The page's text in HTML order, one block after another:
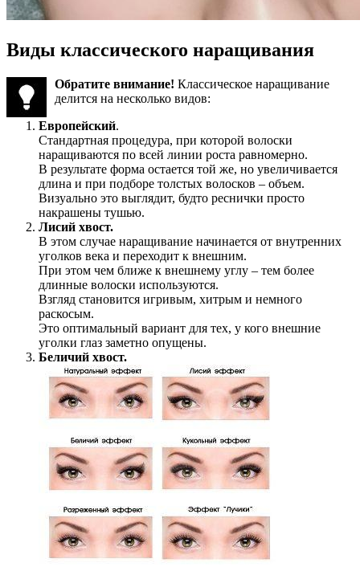
Виды классического наращивания
Обратите внимание! Классическое наращивание
делится на несколько видов:
Европейский.
Стандартная процедура, при которой волоски
наращиваются по всей линии роста равномерно.
В результате форма остается той же, но увеличивается
длина и при подборе толстых волосков – объем.
Визуально это выглядит, будто реснички просто
накрашены тушью.
Лисий хвост.
В этом случае наращивание начинается от внутренних
уголков века и переходит к внешним.
При этом чем ближе к внешнему углу – тем более
длинные волоски используются.
Взгляд становится игривым, хитрым и немного
раскосым.
Это оптимальный вариант для тех, у кого внешние
уголки глаз заметно опущены.
Беличий хвост.